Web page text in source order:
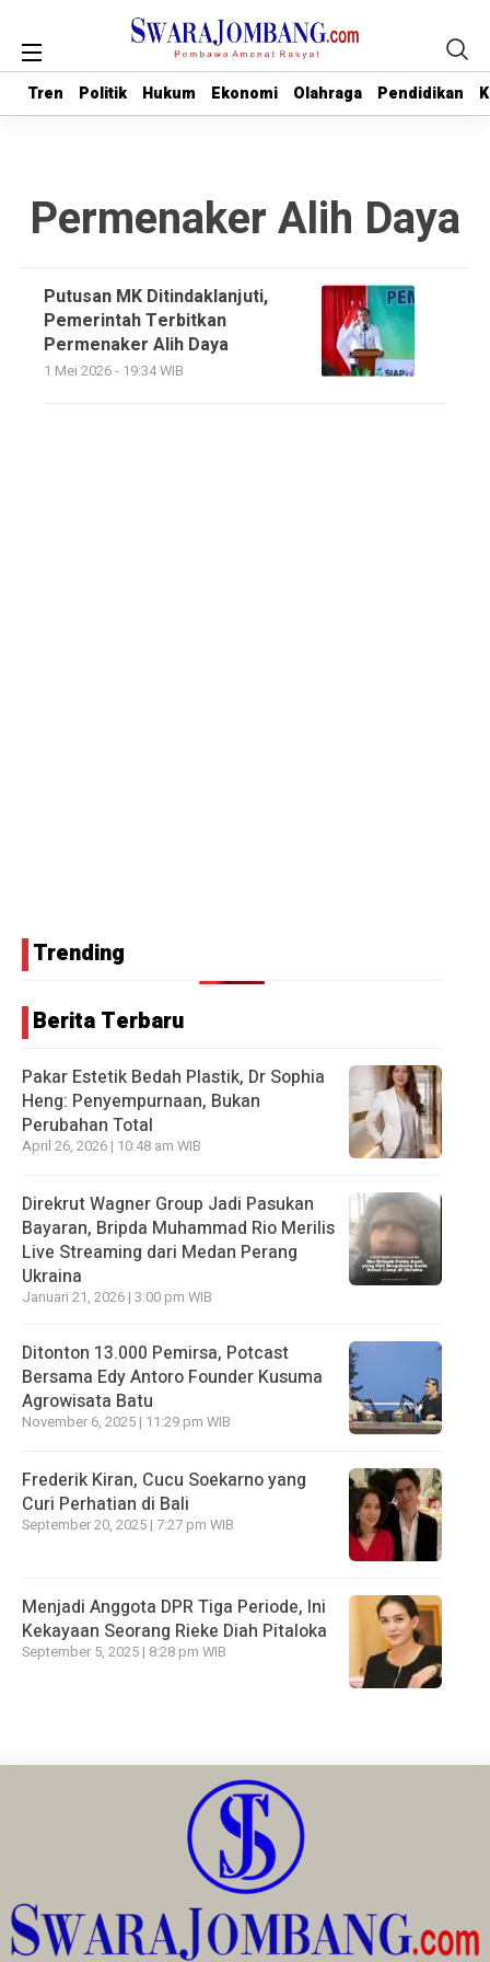
Tren Politik Hukum Ekonomi Olahraga Pendidikan
Tren Politik Hukum Ekonomi Olahraga Pendidikan
Permenaker Alih Daya
Putusan MK Ditindaklanjuti,
Pemerintah Terbitkan
Permenaker Alih Daya
1 Mei 2026 - 19:34 WIB
Trending
Berita Terbaru
Pakar Estetik Bedah Plastik, Dr Sophia
Heng: Penyempurnaan, Bukan
Perubahan Total
April 26, 2026 | 10:48 am WIB
Direkrut Wagner Group Jadi Pasukan
Bayaran, Bripda Muhammad Rio Merilis
Live Streaming dari Medan Perang
Ukraina
Januari 21, 2026 | 3:00 pm WIB
Ditonton 13.000 Pemirsa, Potcast
Bersama Edy Antoro Founder Kusuma
Agrowisata Batu
November 6, 2025 | 11:29 pm WIB
Frederik Kiran, Cucu Soekarno yang
Curi Perhatian di Bali
September 20, 2025 | 7:27 pm WIB
Menjadi Anggota DPR Tiga Periode, Ini
Kekayaan Seorang Rieke Diah Pitaloka
September 5, 2025 | 8:28 pm WIB